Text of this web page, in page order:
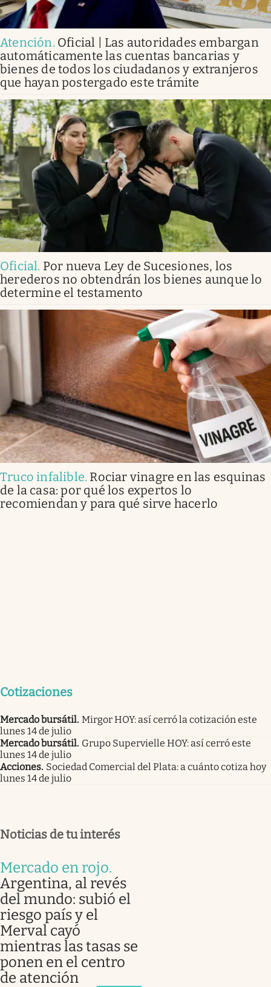
Atención. Oficial | Las autoridades embargan
automáticamente las cuentas bancarias y
bienes de todos los ciudadanos y extranjeros
que hayan postergado este trámite
Oficial. Por nueva Ley de Sucesiones, los
herederos no obtendrán los bienes aunque lo
determine el testamento
Truco infalible. Rociar vinagre en las esquinas
de la casa: por qué los expertos lo
recomiendan y para qué sirve hacerlo
Cotizaciones
Mercado bursátil. Mirgor HOY: así cerró la cotización este
lunes 14 de julio
Mercado bursátil. Grupo Supervielle HOY: así cerró este
lunes 14 de julio
Acciones. Sociedad Comercial del Plata: a cuánto cotiza hoy
lunes 14 de julio
Noticias de tu interés
Mercado en rojo.
Argentina, al revés
del mundo: subió el
riesgo país y el
Merval cayó
mientras las tasas se
ponen en el centro
de atención